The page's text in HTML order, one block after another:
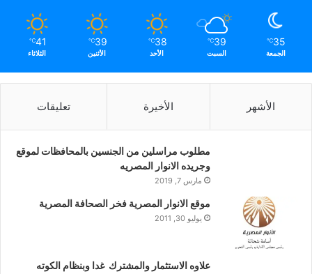
35
℃
الجمعة
39
℃
السبت
38
℃
الأحد
39
℃
الأثنين
41
℃
الثلاثاء
الأشهر الأخيرة تعليقات
مطلوب مراسلين من الجنسين بالمحافظات لموقع
وجريده الانوار المصريه
مارس 7, 2019
موقع الانوار المصرية فخر الصحافة المصرية
يوليو 30, 2011
علاوه الاستثمار والمشترك غدا وبنظام الكوته